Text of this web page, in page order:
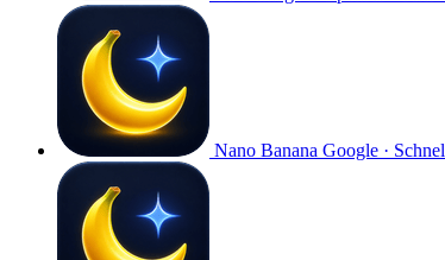
Nano Banana Google ·